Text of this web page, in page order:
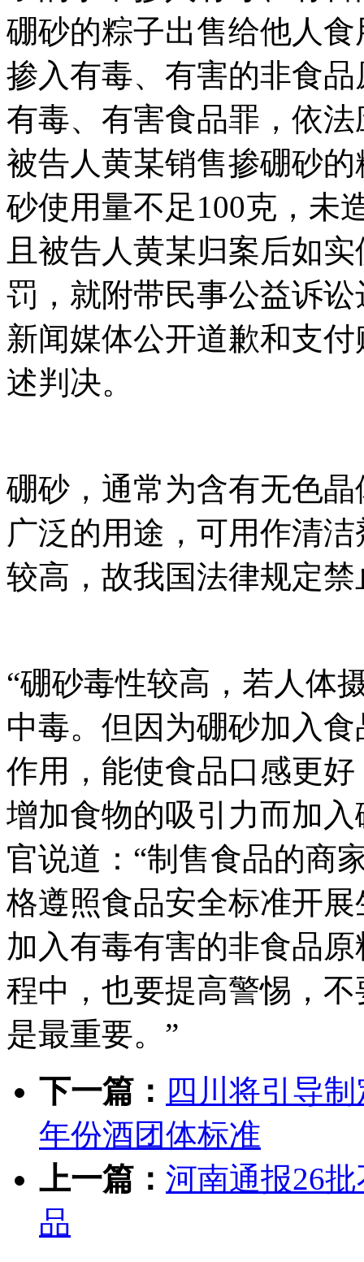
硼砂的粽子出售给他人
掺入有毒、有害的非食
有毒、有害食品罪，依
被告人黄某销售掺硼砂
砂使用量不足100克，未
且被告人黄某归案后如
罚，就附带民事公益诉
新闻媒体公开道歉和支
述判决。
硼砂，通常为含有无色
广泛的用途，可用作清
较高，故我国法律规定
“硼砂毒性较高，若人体
中毒。但因为硼砂加入
作用，能使食品口感更
增加食物的吸引力而加
官说道：“制售食品的商
格遵照食品安全标准开
加入有毒有害的非食品
程中，也要提高警惕，
是最重要。”
下一篇： 四川将引导
年份酒团体标准
上一篇： 河南通报26
品